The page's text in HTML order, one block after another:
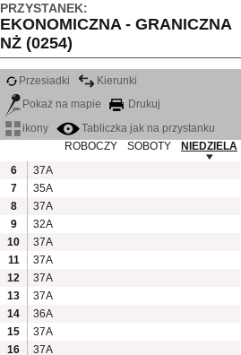
PRZYSTANEK:
EKONOMICZNA - GRANICZNA
NŻ (0254)
Przesiadki
Kierunki
Pokaż na mapie
Drukuj
ikony
Tabliczka jak na przystanku
ROBOCZY
SOBOTY
NIEDZIELA
6
37A
7
35A
8
37A
9
32A
10
37A
11
37A
12
37A
13
37A
14
36A
15
37A
16
37A